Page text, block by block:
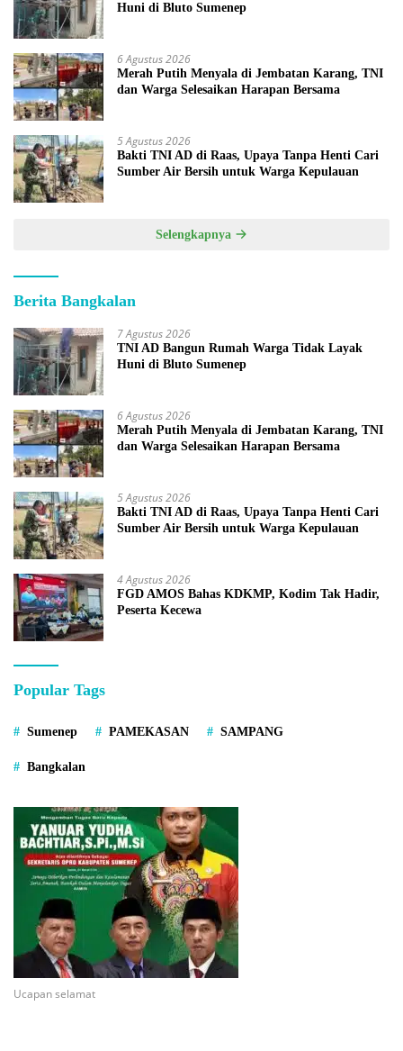
Huni di Bluto Sumenep
6 Agustus 2026
Merah Putih Menyala di Jembatan Karang, TNI
dan Warga Selesaikan Harapan Bersama
5 Agustus 2026
Bakti TNI AD di Raas, Upaya Tanpa Henti Cari
Sumber Air Bersih untuk Warga Kepulauan
Selengkapnya
Berita Bangkalan
7 Agustus 2026
TNI AD Bangun Rumah Warga Tidak Layak
Huni di Bluto Sumenep
6 Agustus 2026
Merah Putih Menyala di Jembatan Karang, TNI
dan Warga Selesaikan Harapan Bersama
5 Agustus 2026
Bakti TNI AD di Raas, Upaya Tanpa Henti Cari
Sumber Air Bersih untuk Warga Kepulauan
4 Agustus 2026
FGD AMOS Bahas KDKMP, Kodim Tak Hadir,
Peserta Kecewa
Popular Tags
Sumenep PAMEKASAN SAMPANG
Bangkalan
Ucapan selamat